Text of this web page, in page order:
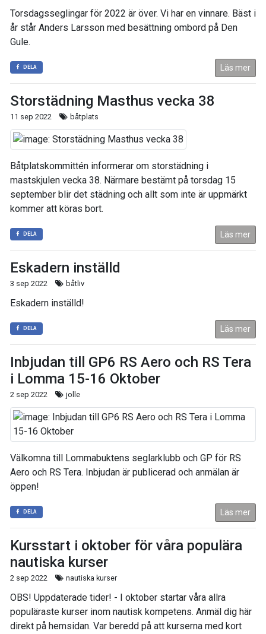
Torsdagsseglingar för 2022 är över. Vi har en vinnare. Bäst i
år står Anders Larsson med besättning ombord på Den
Gule.
DELA Läs mer
Storstädning Masthus vecka 38
11 sep 2022 båtplats
Båtplatskommittén informerar om storstädning i
mastskjulen vecka 38. Närmare bestämt på torsdag 15
september blir det städning och allt som inte är uppmärkt
kommer att köras bort.
DELA Läs mer
Eskadern inställd
3 sep 2022 båtliv
Eskadern inställd!
DELA Läs mer
Inbjudan till GP6 RS Aero och RS Tera
i Lomma 15-16 Oktober
2 sep 2022 jolle
Välkomna till Lommabuktens seglarklubb och GP för RS
Aero och RS Tera. Inbjudan är publicerad och anmälan är
öppen!
DELA Läs mer
Kursstart i oktober för våra populära
nautiska kurser
2 sep 2022 nautiska kurser
OBS! Uppdaterade tider! - I oktober startar våra allra
populäraste kurser inom nautisk kompetens. Anmäl dig här
direkt på hemsidan. Var beredd på att kurserna med kort